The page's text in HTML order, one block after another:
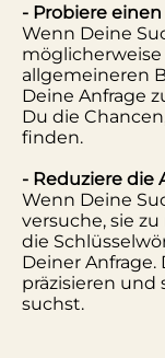
- Probiere
Wenn Deine
möglicherweise
allgemeineren
Deine Anfrage
Du die
finden.
- Reduziere die
Wenn Deine
versuche, sie
die
Deiner
präzisieren und
suchst.